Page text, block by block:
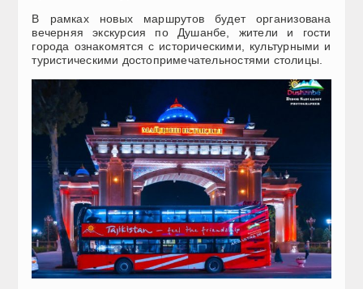
В рамках новых маршрутов будет организована
вечерняя экскурсия по Душанбе, жители и гости
города ознакомятся с историческими, культурными и
туристическими достопримечательностями столицы.